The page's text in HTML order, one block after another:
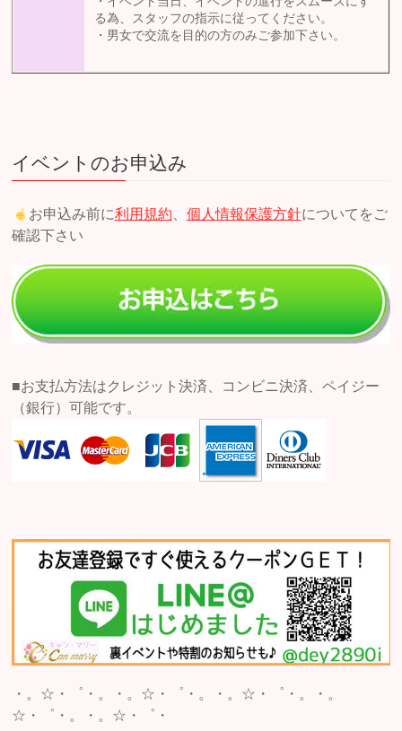
る為、スタッフの指示に従ってください。
・男女で交流を目的の方のみご参加下さい。
イベントのお申込み
お申込み前に利用規約 個人情報保護方針についてをご
確認下さい
■お支払方法はクレジット決済、コンビニ決済、ペイジー
（銀行）可能です。
・。☆・゜・。・。☆・゜・。・。☆・゜・。・。
☆・゜・。・。☆・゜・